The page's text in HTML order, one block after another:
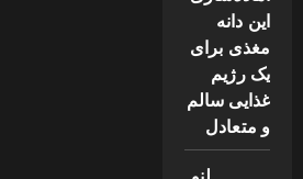
این دانه
مغذی برای
یک رژیم
غذایی سالم
و متعادل